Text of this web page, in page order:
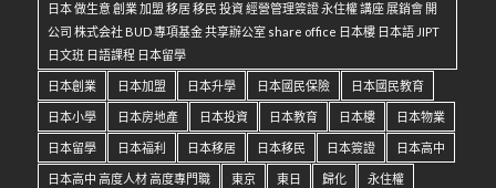
日本 做生意 創業 加盟 移居 移民 投資 經營管理簽證 永住權 講座 展銷會 開
公司 株式会社 BUD 專項基金 共享辦公室 share office 日本樓 日本語 JIPT
日文班 日語課程 日本留學
日本創業 日本加盟 日本升學 日本國民保險 日本國民教育
日本小學 日本房地產 日本投資 日本教育 日本樓 日本物業
日本留學 日本福利 日本移居 日本移民 日本簽證 日本高中
日本高中 高度人材 高度專門職 東京 東日 歸化 永住權